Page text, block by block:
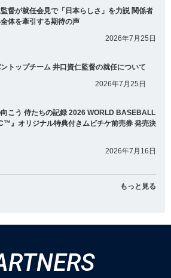
督が就任会見で「日本らしさ」を力説 関係者
体を牽引する期待の声
2026年7月25日
トップチーム 井口資仁監督の就任について
2026年7月25日
向こう 侍たちの記録 2026 WORLD BASEBALL
』オリジナル特典付きムビチケ前売券 発売決
2026年7月16日
もっと見る